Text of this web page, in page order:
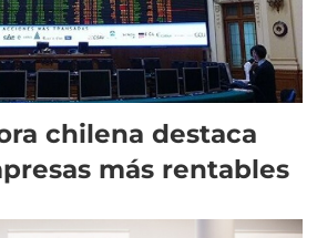
chilena destaca
más rentables